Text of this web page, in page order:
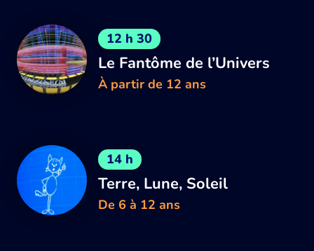
12 h 30
Le Fantôme de l’Univers
À partir de 12 ans
14 h
Terre, Lune, Soleil
De 6 à 12 ans